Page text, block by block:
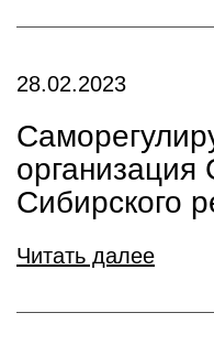
28.02.2023
организация
Сибирского
Читать далее